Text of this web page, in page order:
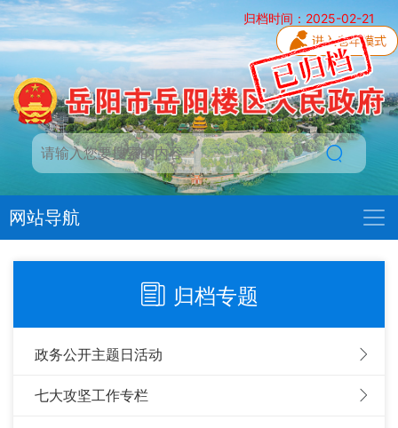
归档时间：2025-02-21
网站导航
归档专题
政务公开主题日活动
七大攻坚工作专栏